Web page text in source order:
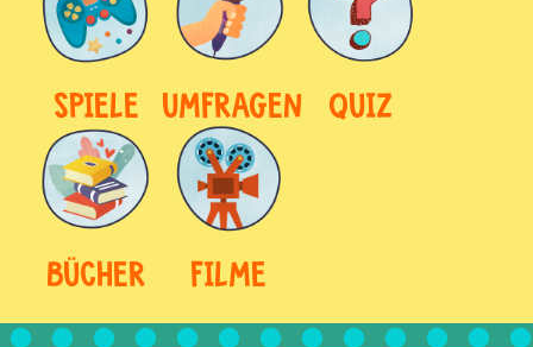
SPIELE UMFRAGEN QUIZ
BÜCHER FILME